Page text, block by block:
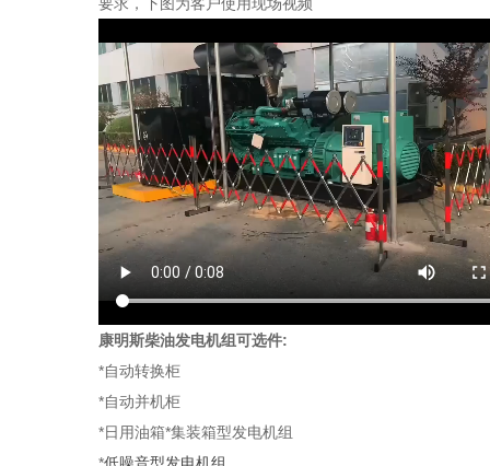
康明斯柴油发电机组可选件:
*自动转换柜
*自动并机柜
*日用油箱*集装箱型发电机组